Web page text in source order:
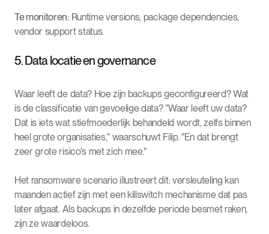
Te monitoren:Runtime versions, package dependencies,
vendor support status.
5. Data locatie en governance
Waar leeft de data? Hoe zijn backups geconfigureerd? Wat
is de classificatie van gevoelige data? "Waar leeft uw data?
Dat is iets wat stiefmoederlijk behandeld wordt, zelfs binnen
heel grote organisaties," waarschuwt Filip. "En dat brengt
zeer grote risico's met zich mee."
Het ransomware scenario illustreert dit: versleuteling kan
maanden actief zijn met een killswitch mechanisme dat pas
later afgaat. Als backups in dezelfde periode besmet raken,
zijn ze waardeloos.